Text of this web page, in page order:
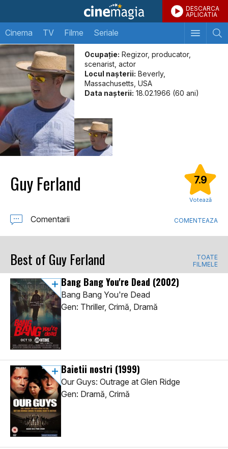
DESCARCA
APLICATIA
Cinema TV Filme Seriale
Ocupație: Regizor, producator,
scenarist, actor
Locul naşterii: Beverly,
Massachusetts, USA
Data naşterii: 18.02.1966 (60 ani)
Guy Ferland 7.9
Votează
Comentarii COMENTEAZA
Best of Guy Ferland
TOATE
FILMELE
Bang Bang You're Dead (2002)
Bang Bang You're Dead
Gen: Thriller, Crimă, Dramă
Baietii nostri (1999)
Our Guys: Outrage at Glen Ridge
Gen: Dramă, Crimă